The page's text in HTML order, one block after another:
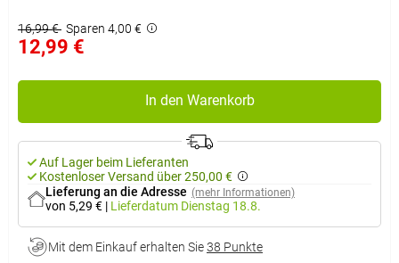
16,99 € Sparen 4,00 €
12,99 €
In den Warenkorb
Auf Lager beim Lieferanten
Kostenloser Versand über 250,00 €
Lieferung an die Adresse (mehr Informationen)
von 5,29 € | Lieferdatum Dienstag 18.8.
Mit dem Einkauf erhalten Sie38 Punkte